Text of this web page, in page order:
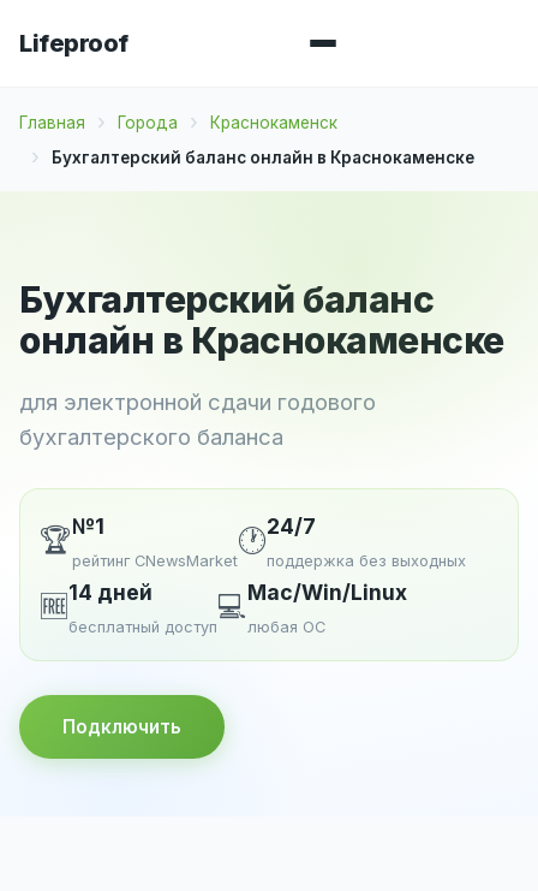
Lifeproof
Главная Города
Краснокаменск
Бухгалтерский баланс онлайн в Краснокаменске
Бухгалтерский баланс
онлайн в Краснокаменске
для электронной сдачи годового
бухгалтерского баланса
🏆№1
рейтинг CNewsMarket
🕐24/7
поддержка без выходных
🆓14 дней
бесплатный доступ
💻Mac/Win/Linux
любая ОС
Подключить